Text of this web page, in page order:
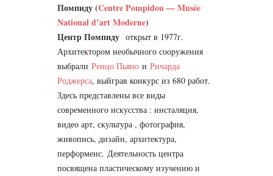
Помпиду (Centre Pompidou — Musée
National d’art Moderne)
Центр Помпиду открыт в 1977г.
Архитектором необычного сооружения
выбрали Ренцо Пьяно и Ричарда
Роджерса, выйграв конкурс из 680 работ.
Здесь представлены все виды
современного искусства : инсталяция,
видео арт, скультура , фотография,
живопись, дизайн, архитектура,
перформенс. Деятельность центра
посвящена пластическому изучению и